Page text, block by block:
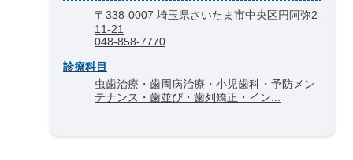
〒338-0007 埼玉県さいたま市中央区円阿弥2-
11-21
048-858-7770
診療科目
虫歯治療・歯周病治療・小児歯科・予防メン
テナンス・歯並び・歯列矯正・イン...